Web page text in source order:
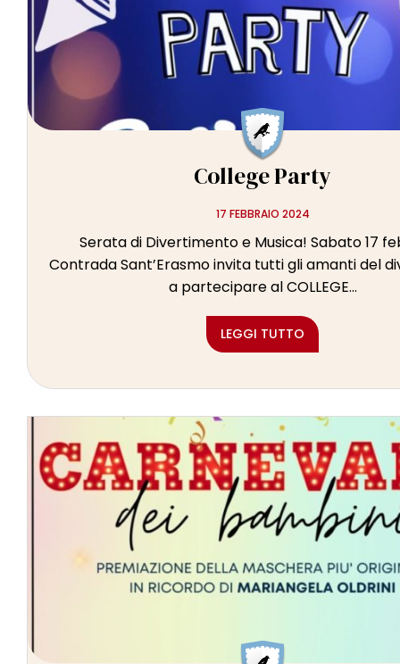
College Party
17 FEBBRAIO 2024
Serata di Divertimento e Musica! Sabato 17
Contrada Sant’Erasmo invita tutti gli amanti del
a partecipare al COLLEGE...
LEGGI TUTTO